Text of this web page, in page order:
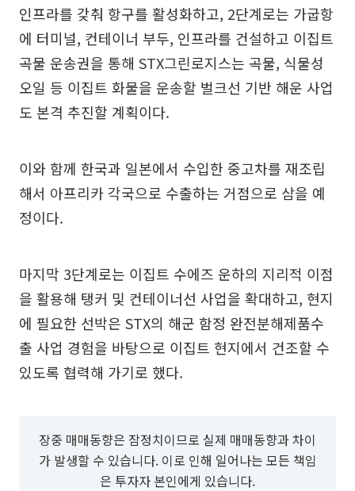
인프라를 갖춰 항구를 활성화하고, 2단계로는 가굽항
에 터미널, 컨테이너 부두, 인프라를 건설하고 이집트
곡물 운송권을 통해 STX그린로지스는 곡물, 식물성
오일 등 이집트 화물을 운송할 벌크선 기반 해운 사업
도 본격 추진할 계획이다.
이와 함께 한국과 일본에서 수입한 중고차를 재조립
해서 아프리카 각국으로 수출하는 거점으로 삼을 예
정이다.
마지막 3단계로는 이집트 수에즈 운하의 지리적 이점
을 활용해 탱커 및 컨테이너선 사업을 확대하고, 현지
에 필요한 선박은 STX의 해군 함정 완전분해제품수
출 사업 경험을 바탕으로 이집트 현지에서 건조할 수
있도록 협력해 가기로 했다.
장중 매매동향은 잠정치이므로 실제 매매동향과 차이
가 발생할 수 있습니다. 이로 인해 일어나는 모든 책임
은 투자자 본인에게 있습니다.